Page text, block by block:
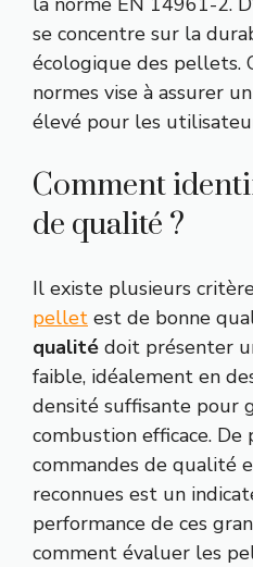
se concentre sur la
écologique des pellets.
normes vise à assurer
élevé pour les
Comment
de qualité ?
Il existe plusieurs
pellet est de bonne
qualité doit présenter
faible, idéalement en
densité suffisante pour
combustion efficace. De
commandes de qualité
reconnues est un
performance de ces
comment évaluer les